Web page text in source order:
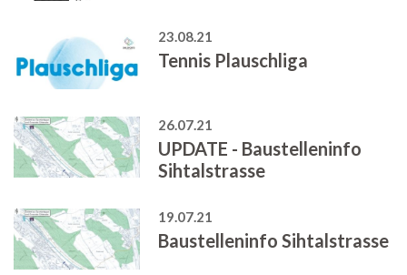
23.08.21
Tennis Plauschliga
26.07.21
UPDATE - Baustelleninfo
Sihtalstrasse
19.07.21
Baustelleninfo Sihtalstrasse